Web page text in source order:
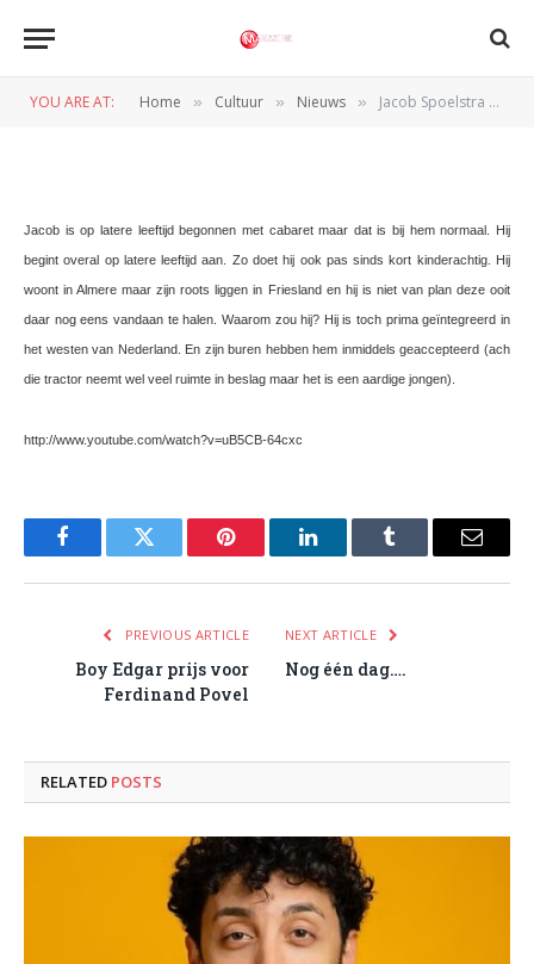
YOU ARE AT: Home » Cultuur » Nieuws » Jacob Spoelstra – Katten en accent
Jacob Spoelstra – Katten en
Jacob is op latere leeftijd begonnen met cabaret maar dat is bij hem normaal. Hij
begint overal op latere leeftijd aan. Zo doet hij ook pas sinds kort kinderachtig. Hij
woont in Almere maar zijn roots liggen in Friesland en hij is niet van plan deze ooit
daar nog eens vandaan te halen. Waarom zou hij? Hij is toch prima geïntegreerd in
het westen van Nederland. En zijn buren hebben hem inmiddels geaccepteerd (ach
die tractor neemt wel veel ruimte in beslag maar het is een aardige jongen).
http://www.youtube.com/watch?v=uB5CB-64cxc
FacebookTwitter Pinterest LinkedInTumblr Email
PREVIOUS ARTICLE
Boy Edgar prijs voor
Ferdinand Povel
NEXT ARTICLE
Nog één dag….
RELATED POSTS